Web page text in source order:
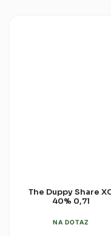
The Duppy Share
40% 0,7l
NA DOTAZ